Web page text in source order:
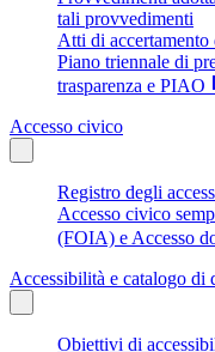
tali provvedimenti
Atti di
Piano triennale di
trasparenza e PIAO
Accesso civico
Registro degli
Accesso civico
(FOIA) e Accesso
Accessibilità e catalogo di
Obiettivi di